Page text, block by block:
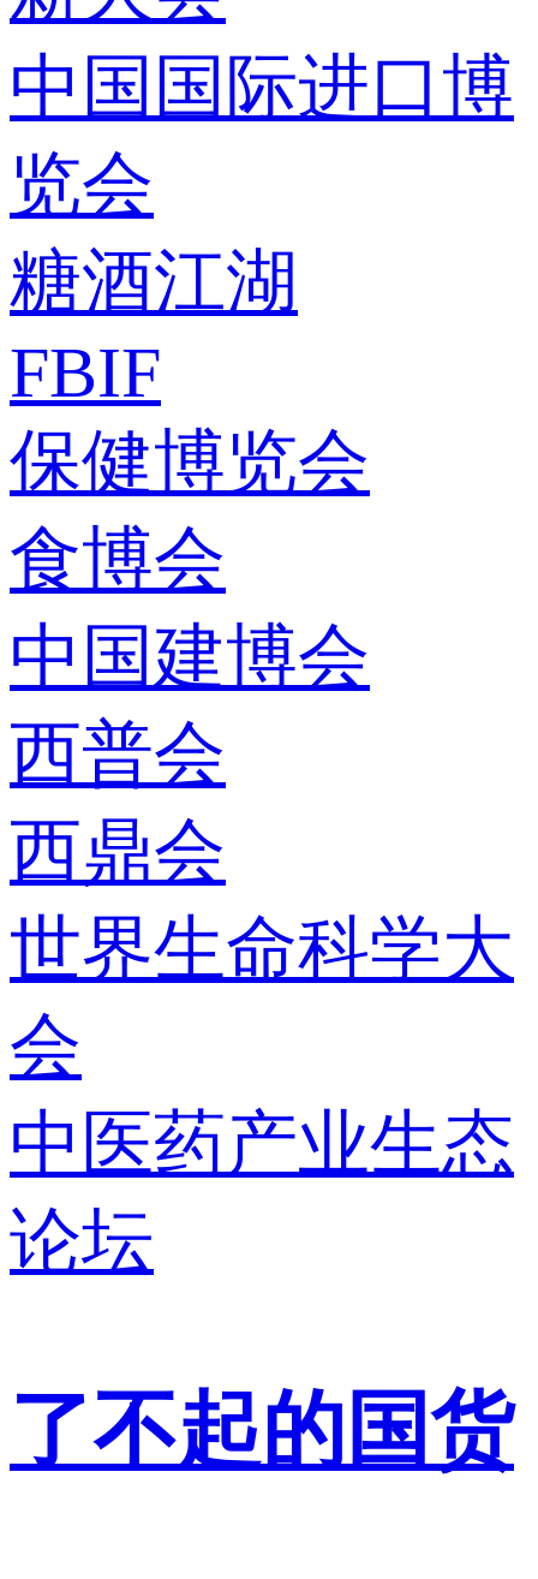
中国国际进口博
览会
糖酒江湖
FBIF
保健博览会
食博会
中国建博会
西普会
西鼎会
世界生命科学大
会
中医药产业生态
论坛
了不起的国货